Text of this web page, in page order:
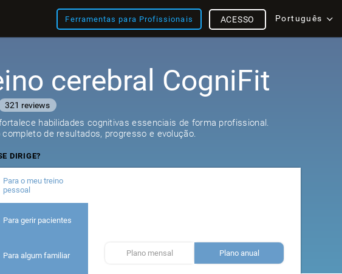
Ferramentas para Profissionais Português
ACESSO
cerebral CogniFit
321reviews
habilidades cognitivas essenciais de forma profissional.
completo de resultados, progresso e evolução.
DIRIGE?
Para o meu treino
pessoal
Para gerir pacientes
Para algum familiar Plano mensal Plano anual